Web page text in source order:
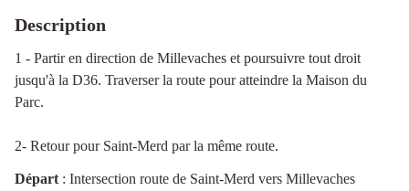
Description
1 - Partir en direction de Millevaches et poursuivre tout droit
jusqu'à la D36. Traverser la route pour atteindre la Maison du
Parc.
2- Retour pour Saint-Merd par la même route.
Départ : Intersection route de Saint-Merd vers Millevaches